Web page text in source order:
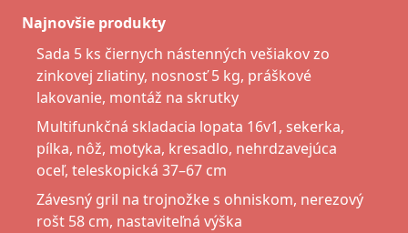
Najnovšie produkty
Sada 5 ks čiernych nástenných vešiakov zo
zinkovej zliatiny, nosnosť 5 kg, práškové
lakovanie, montáž na skrutky
Multifunkčná skladacia lopata 16v1, sekerka,
pílka, nôž, motyka, kresadlo, nehrdzavejúca
oceľ, teleskopická 37–67 cm
Závesný gril na trojnožke s ohniskom, nerezový
rošt 58 cm, nastaviteľná výška